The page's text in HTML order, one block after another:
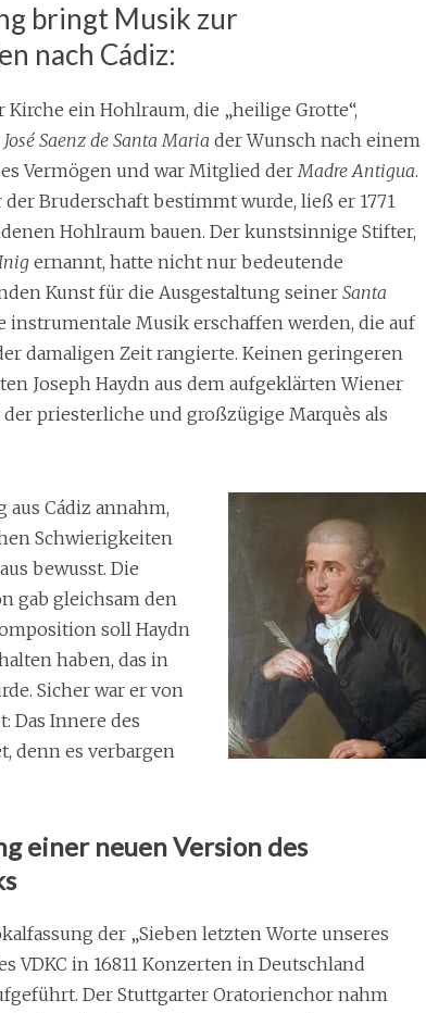
bringt Musik zur
nach Cádiz:
ein Hohlraum, die „heilige Grotte“,
Saenz de Santa Maria der Wunsch nach einem
Vermögen und war Mitglied derMadre Antigua.
Bruderschaft bestimmt wurde, ließ er 1771
Hohlraum bauen. Der kunstsinnige Stifter,
ernannt, hatte nicht nur bedeutende
Kunst für die Ausgestaltung seiner Santa
instrumentale Musik erschaffen werden, die auf
damaligen Zeit rangierte. Keinen geringeren
Joseph Haydn aus dem aufgeklärten Wiener
priesterliche und großzügige Marquès als
Cádiz annahm,
Schwierigkeiten
bewusst. Die
gab gleichsam den
soll Haydn
haben, das in
Sicher war er von
Das Innere des
denn es verbargen
einer neuen Version des
der „Sieben letzten Worte unseres
VDKC in 16811 Konzerten in Deutschland
Der Stuttgarter Oratorienchor nahm